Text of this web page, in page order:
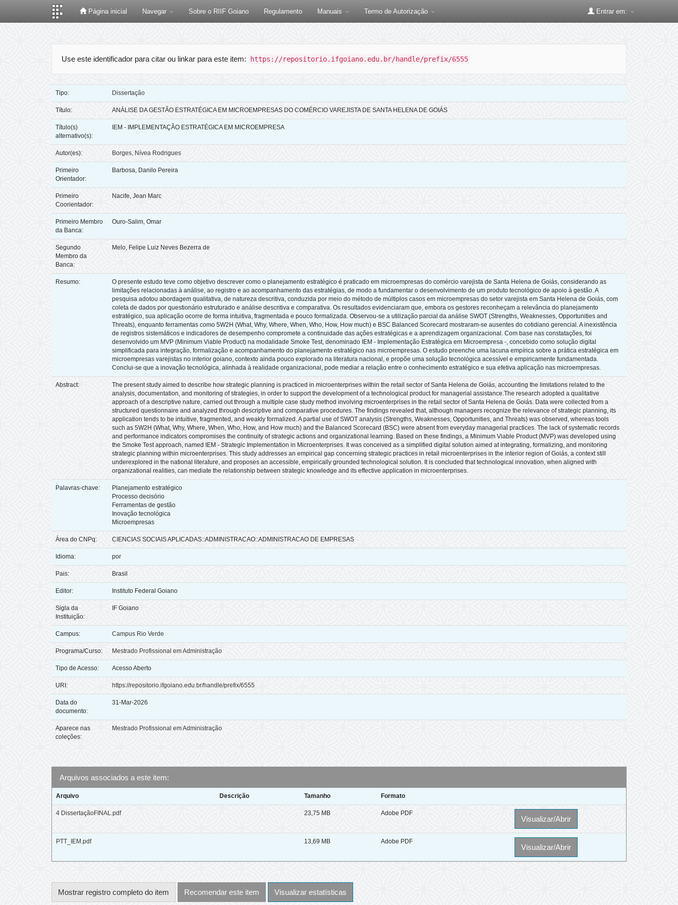
Página inicial Navegar Sobre o RIIF Goiano Regulamento Manuais Termo de Autorização Entrar em:
Use este identificador para citar ou linkar para este item: https://repositorio.ifgoiano.edu.br/handle/prefix/6555
Tipo: Dissertação
Título: ANÁLISE DA GESTÃO ESTRATÉGICA EM MICROEMPRESAS DO COMÉRCIO VAREJISTA DE SANTA HELENA DE GOIÁS​​​​​​​
Título(s)
alternativo(s):
IEM - IMPLEMENTAÇÃO ESTRATÉGICA EM MICROEMPRESA
Autor(es): Borges, Nívea Rodrigues
Primeiro
Orientador:
Barbosa, Danilo Pereira
Primeiro
Coorientador:
Nacife, Jean Marc
Primeiro Membro
da Banca:
Ouro-Salim, Omar
Segundo
Membro da
Banca:
Melo, Felipe Luiz Neves Bezerra de
Resumo:
O presente estudo teve como objetivo descrever como o planejamento estratégico é praticado em microempresas do comércio varejista de Santa Helena de Goiás, considerando as
limitações relacionadas à análise, ao registro e ao acompanhamento das estratégias, de modo a fundamentar o desenvolvimento de um produto tecnológico de apoio à gestão. A
pesquisa adotou abordagem qualitativa, de natureza descritiva, conduzida por meio do método de múltiplos casos em microempresas do setor varejista em Santa Helena de Goiás, com
coleta de dados por questionário estruturado e análise descritiva e comparativa. Os resultados evidenciaram que, embora os gestores reconheçam a relevância do planejamento
estratégico, sua aplicação ocorre de forma intuitiva, fragmentada e pouco formalizada. Observou-se a utilização parcial da análise SWOT (Strengths, Weaknesses, Opportunities and
Threats), enquanto ferramentas como 5W2H (What, Why, Where, When, Who, How, How much) e BSC Balanced Scorecard mostraram-se ausentes do cotidiano gerencial. A inexistência
de registros sistemáticos e indicadores de desempenho compromete a continuidade das ações estratégicas e a aprendizagem organizacional. Com base nas constatações, foi
desenvolvido um MVP (Minimum Viable Product) na modalidade Smoke Test, denominado IEM - Implementação Estratégica em Microempresa -, concebido como solução digital
simplificada para integração, formalização e acompanhamento do planejamento estratégico nas microempresas. O estudo preenche uma lacuna empírica sobre a prática estratégica em
microempresas varejistas no interior goiano, contexto ainda pouco explorado na literatura nacional, e propõe uma solução tecnológica acessível e empiricamente fundamentada.
Conclui-se que a inovação tecnológica, alinhada à realidade organizacional, pode mediar a relação entre o conhecimento estratégico e sua efetiva aplicação nas microempresas.
Abstract:
The present study aimed to describe how strategic planning is practiced in microenterprises within the retail sector of Santa Helena de Goiás, accounting the limitations related to the
analysis, documentation, and monitoring of strategies, in order to support the development of a technological product for managerial assistance.The research adopted a qualitative
approach of a descriptive nature, carried out through a multiple case study method involving microenterprises in the retail sector of Santa Helena de Goiás. Data were collected from a
structured questionnaire and analyzed through descriptive and comparative procedures. The findings revealed that, although managers recognize the relevance of strategic planning, its
application tends to be intuitive, fragmented, and weakly formalized. A partial use of SWOT analysis (Strengths, Weaknesses, Opportunities, and Threats) was observed, whereas tools
such as 5W2H (What, Why, Where, When, Who, How, and How much) and the Balanced Scorecard (BSC) were absent from everyday managerial practices. The lack of systematic records
and performance indicators compromises the continuity of strategic actions and organizational learning. Based on these findings, a Minimum Viable Product (MVP) was developed using
the Smoke Test approach, named IEM - Strategic Implementation in Microenterprises. It was conceived as a simplified digital solution aimed at integrating, formalizing, and monitoring
strategic planning within microenterprises. This study addresses an empirical gap concerning strategic practices in retail microenterprises in the interior region of Goiás, a context still
underexplored in the national literature, and proposes an accessible, empirically grounded technological solution. It is concluded that technological innovation, when aligned with
organizational realities, can mediate the relationship between strategic knowledge and its effective application in microenterprises.
Palavras-chave:
Planejamento estratégico
Processo decisório
Ferramentas de gestão
Inovação tecnológica
Microempresas
Área do CNPq: CIENCIAS SOCIAIS APLICADAS::ADMINISTRACAO::ADMINISTRACAO DE EMPRESAS
Idioma: por
Pais: Brasil
Editor: Instituto Federal Goiano
Sigla da
Instituição:
IF Goiano
Campus: Campus Rio Verde
Programa/Curso: Mestrado Profissional em Administração
Tipo de Acesso: Acesso Aberto
URI: https://repositorio.ifgoiano.edu.br/handle/prefix/6555
Data do
documento:
31-Mar-2026
Aparece nas
coleções:
Mestrado Profissional em Administração
Arquivos associados a este item:
Arquivo Descrição Tamanho Formato
4 DissertaçãoFINAL.pdf 23,75 MB Adobe PDF
Visualizar/Abrir
PTT_IEM.pdf 13,69 MB Adobe PDF
Visualizar/Abrir
Mostrar registro completo do item Recomendar este item Visualizar estatísticas